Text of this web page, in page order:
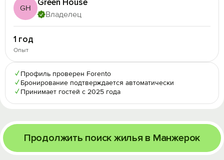
GH
Green House
Владелец
1 год
Опыт
✓ Профиль проверен Forento
✓ Бронирование подтверждается автоматически
✓ Принимает гостей с 2025 года
Продолжить поиск жилья в Манжерок